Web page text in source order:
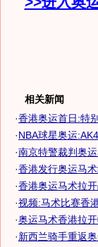
相关新闻
·香港奥运首日:特
·NBA球星奥运
·南京特警裁判奥
·香港发行奥运马
·香港奥运马术拉
·视频:马术比赛香
·奥运马术香港拉
·新西兰骑手重返